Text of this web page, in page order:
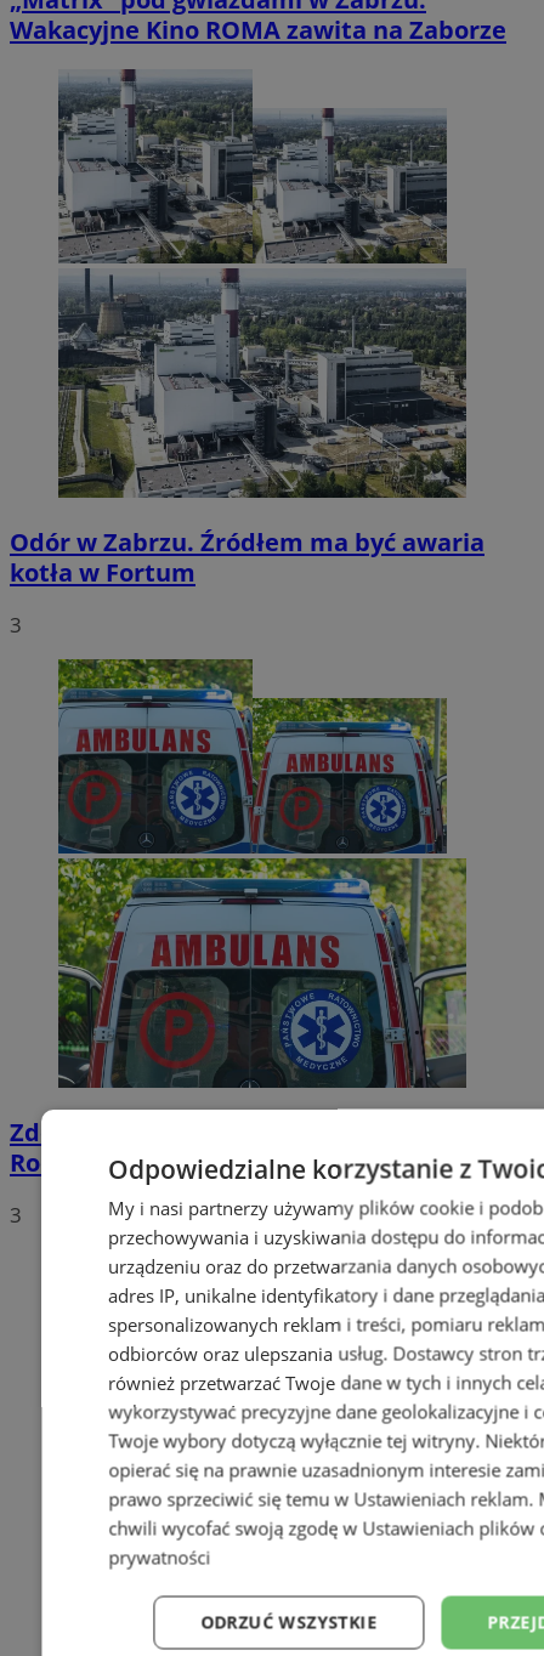
Wakacyjne Kino ROMA zawita na Zaborze
Odór w Zabrzu. Źródłem ma być awaria
kotła w Fortum
3
Zderzenie samochodu z rowerzystą na
Roosevelta. 62-latek trafił do szpitala
3
Odpowiedzialne korzystanie z
My i nasi partnerzy używamy plików cookie i
przechowywania i uzyskiwania dostępu do
urządzeniu oraz do przetwarzania danych
adres IP, unikalne identyfikatory i dane
spersonalizowanych reklam i treści, pomiaru
odbiorców oraz ulepszania usług. Dostawcy stron
również przetwarzać Twoje dane w tych i innych
wykorzystywać precyzyjne dane geolokalizacyjne i
Twoje wybory dotyczą wyłącznie tej witryny.
opierać się na prawnie uzasadnionym interesie
prawo sprzeciwić się temu w Ustawieniach reklam.
chwili wycofać swoją zgodę w Ustawieniach plików
prywatności
ODRZUĆ WSZYSTKIE